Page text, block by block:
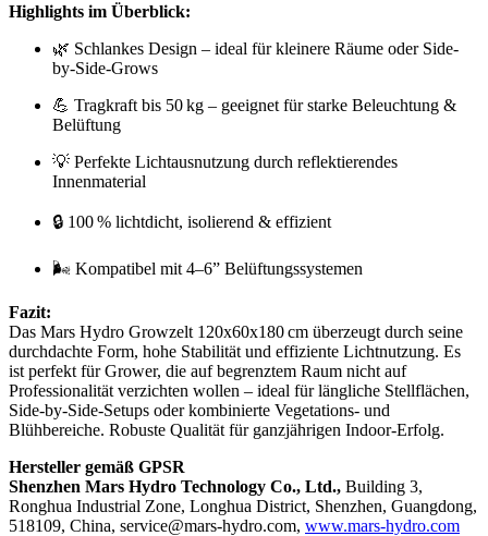
Highlights im Überblick:
🌿 Schlankes Design – ideal für kleinere Räume oder Side-
by-Side-Grows
💪 Tragkraft bis 50 kg – geeignet für starke Beleuchtung &
Belüftung
💡 Perfekte Lichtausnutzung durch reflektierendes
Innenmaterial
🔒 100 % lichtdicht, isolierend & effizient
🌬️ Kompatibel mit 4–6” Belüftungssystemen
Fazit:
Das Mars Hydro Growzelt 120x60x180 cm überzeugt durch seine
durchdachte Form, hohe Stabilität und effiziente Lichtnutzung. Es
ist perfekt für Grower, die auf begrenztem Raum nicht auf
Professionalität verzichten wollen – ideal für längliche Stellflächen,
Side-by-Side-Setups oder kombinierte Vegetations- und
Blühbereiche. Robuste Qualität für ganzjährigen Indoor-Erfolg.
Hersteller gemäß GPSR
Shenzhen Mars Hydro Technology Co., Ltd., Building 3,
Ronghua Industrial Zone, Longhua District, Shenzhen, Guangdong,
518109, China, service@mars-hydro.com, www.mars-hydro.com